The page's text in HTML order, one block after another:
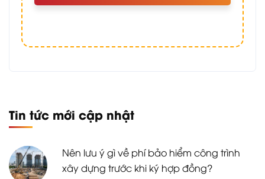
Tin tức mới cập nhật
Nên lưu ý gì về phí bảo hiểm công trình
xây dựng trước khi ký hợp đồng?